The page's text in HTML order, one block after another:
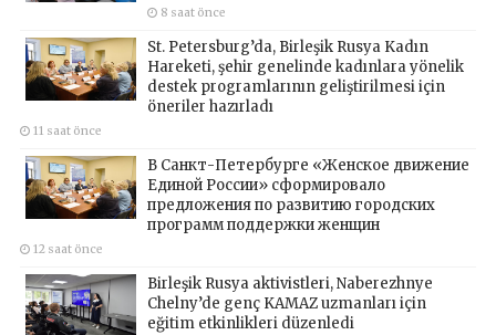
8 saat önce
St. Petersburg’da, Birleşik Rusya Kadın
Hareketi, şehir genelinde kadınlara yönelik
destek programlarının geliştirilmesi için
öneriler hazırladı
11 saat önce
В Санкт-Петербурге «Женское движение
Единой России» сформировало
предложения по развитию городских
программ поддержки женщин
12 saat önce
Birleşik Rusya aktivistleri, Naberezhnye
Chelny’de genç KAMAZ uzmanları için
eğitim etkinlikleri düzenledi